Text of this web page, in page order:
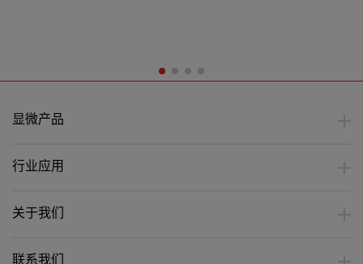
显微产品
行业应用
关于我们
联系我们